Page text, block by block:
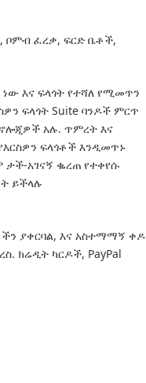
ቦምብ ፈረቃ, ፍርድ ቤቶች,
እና ፍላጎት የተሻለ የሚመጥን
ፍላጎት Suite ባንዶች ምርጥ
አሉ. ጥምረት እና
ፍላጎቶች እንዲመጥኑ
ታች-አገናኝ ቈረጠ የተቀየሱ
ይችላሉ
ያቀርባል, እና አስተማማኝ ቀዶ
ክሬዲት ካርዶች, PayPal